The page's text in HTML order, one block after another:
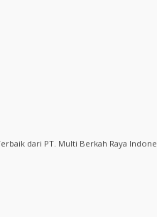
dari PT. Multi Berkah Raya